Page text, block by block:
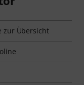
zur Übersicht